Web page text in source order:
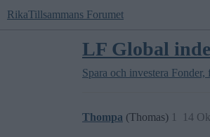
RikaTillsammans Forumet
LF Global
Spara och investera Fonder,
Thompa (Thomas) 14
1